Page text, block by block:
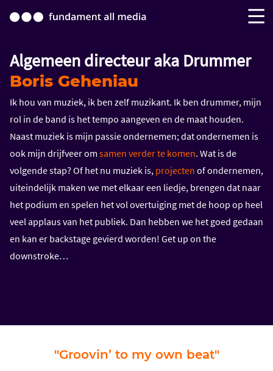
Algemeen directeur aka Drummer
Boris Geheniau
Ik hou van muziek, ik ben zelf muzikant. Ik ben drummer, mijn
rol in de band is het tempo aangeven en de maat houden.
Naast muziek is mijn passie ondernemen; dat ondernemen is
ook mijn drijfveer om samen verder te komen. Wat is de
volgende stap? Of het nu muziek is, projecten of ondernemen,
uiteindelijk maken we met elkaar een liedje, brengen dat naar
het podium en spelen het vol overtuiging met de hoop op heel
veel applaus van het publiek. Dan hebben we het goed gedaan
en kan er backstage gevierd worden! Get up on the
downstroke…
"Groovin’ to my own beat"